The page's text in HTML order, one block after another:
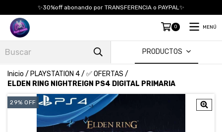
✨30%off abonando por TRANSFERENCIA o PAYPAL✨
0 MENÚ
PRODUCTOS
Inicio / PLAYSTATION 4/ ✅ OFERTAS /
ELDEN RING NIGHTREIGN PS4 DIGITAL PRIMARIA
29% OFF